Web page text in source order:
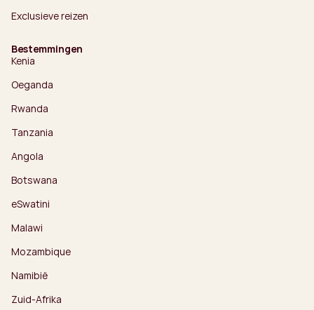
Exclusieve reizen
Bestemmingen
Kenia
Oeganda
Rwanda
Tanzania
Angola
Botswana
eSwatini
Malawi
Mozambique
Namibië
Zuid-Afrika